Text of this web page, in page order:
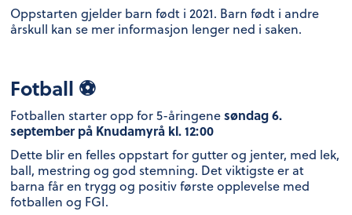
Oppstarten gjelder barn født i 2021. Barn født i andre
årskull kan se mer informasjon lenger ned i saken.
Fotball ⚽
Fotballen starter opp for 5-åringenesøndag 6.
september på Knudamyrå kl. 12:00
Dette blir en felles oppstart for gutter og jenter, med lek,
ball, mestring og god stemning. Det viktigste er at
barna får en trygg og positiv første opplevelse med
fotballen og FGI.